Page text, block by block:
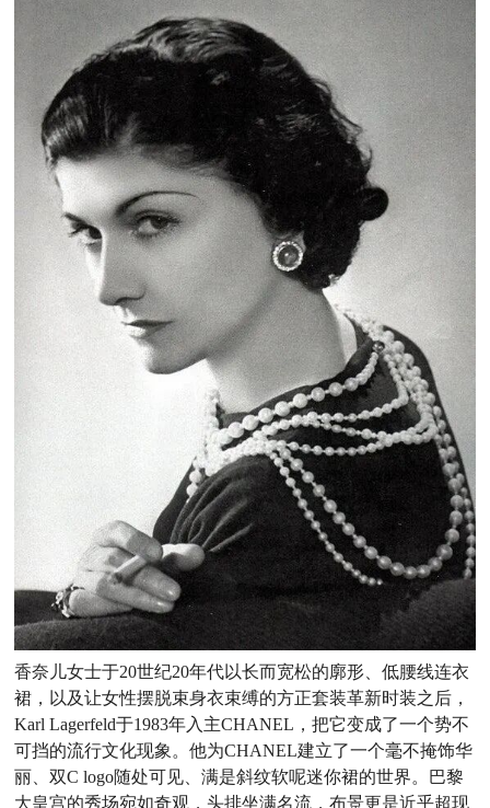
香奈儿女士于20世纪20年代以长而宽松的廓形、低腰线连衣
裙，以及让女性摆脱束身衣束缚的方正套装革新时装之 后，
Karl Lagerfeld于1983年入主CHANEL，把它变成了一个势不
可挡的流行文化现象。他为CHANEL建立了一个毫不掩饰华
丽、双C logo随处可见、满是斜纹软呢迷你裙的世界。巴黎
大皇宫的秀场宛如奇观，头排坐满名流，布景更是近乎超现